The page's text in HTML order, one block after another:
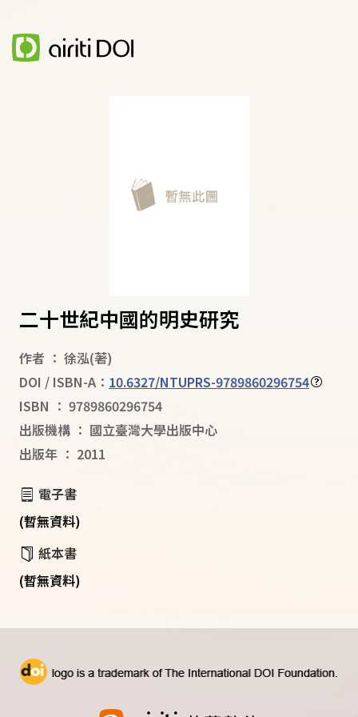
二十世紀中國的明史研究
作者 ： 徐泓(著)
DOI / ISBN-A： 10.6327/NTUPRS-9789860296754
ISBN ： 9789860296754
出版機構 ： 國立臺灣大學出版中心
出版年 ： 2011
電子書
(暫無資料)
紙本書
(暫無資料)